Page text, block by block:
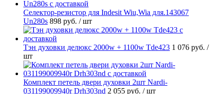
Селектор-резистор для Indesit Wiu,Wia для.143067
Un280s 898 руб. / шт
Тэн духовки делюкс 2000w + 1100w Tde423 1 076 руб. /
шт
Комплект петель двери духовки 2шт Nardi-
031199009940r Drh303nd 2 055 руб. / шт